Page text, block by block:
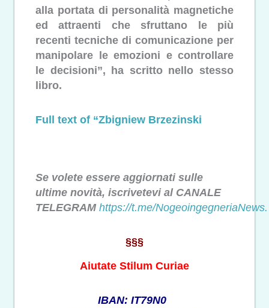
alla portata di personalità magnetiche
ed attraenti che sfruttano le più
recenti tecniche di comunicazione per
manipolare le emozioni e controllare
le decisioni”, ha scritto nello stesso
libro.
Full text of “Zbigniew Brzezinski
Se volete essere aggiornati sulle
ultime novità, iscrivetevi al CANALE
TELEGRAM https://t.me/NogeoingegneriaNews.
§§§
Aiutate Stilum Curiae
IBAN: IT79N0